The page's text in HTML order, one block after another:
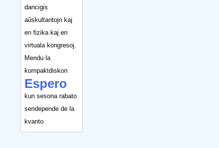
dancigis
aŭskultantojn kaj
en fizika kaj en
virtuala kongresoj.
Mendu la
kompaktdiskon
Espero
kun sesona rabato
sendepende de la
kvanto.